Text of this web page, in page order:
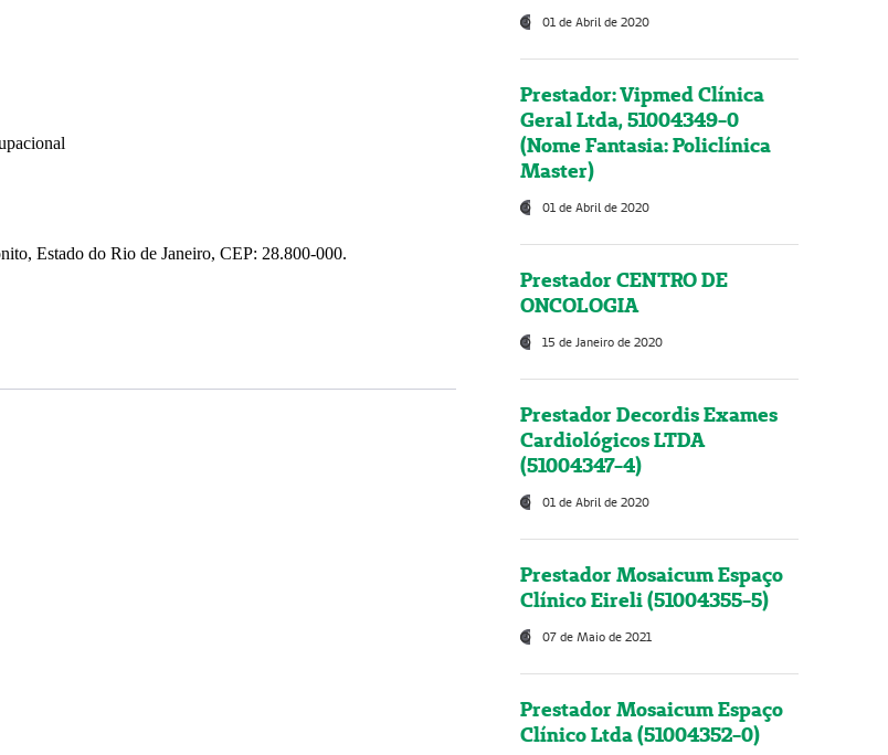
Estado do Rio de Janeiro, CEP: 28.800-000.
01 de Abril de 2020
Prestador: Vipmed Clínica
Geral Ltda, 51004349-0
(Nome Fantasia: Policlínica
Master)
01 de Abril de 2020
Prestador CENTRO DE
ONCOLOGIA
15 de Janeiro de 2020
Prestador Decordis Exames
Cardiológicos LTDA
(51004347-4)
01 de Abril de 2020
Prestador Mosaicum Espaço
Clínico Eireli (51004355-5)
07 de Maio de 2021
Prestador Mosaicum Espaço
Clínico Ltda (51004352-0)